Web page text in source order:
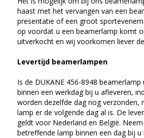
haast met het vervangen van een
presentatie of een groot
op voordat u een beamerlamp komt
uitverkocht en wij voorkomen liever
Levertijd beamerlampen
Is de DUKANE 456-8948
binnen een werkdag bij u afleveren,
worden dezelfde dag nog verzonden,
lamp er de volgende dag al is. De
geldt voor Nederland en België.
betreffende lamp binnen een dag bij u